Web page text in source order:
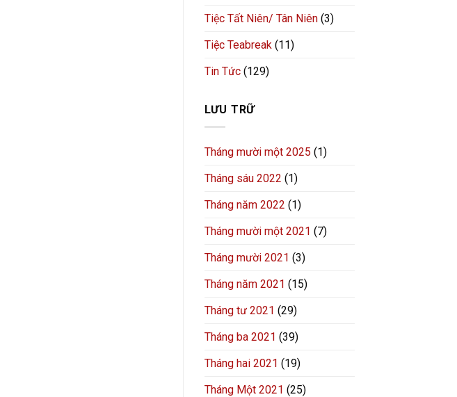
Tiệc Tất Niên/ Tân Niên(3)
Tiệc Teabreak(11)
Tin Tức(129)
LƯU TRỮ
Tháng mười một 2025 (1)
Tháng sáu 2022 (1)
Tháng năm 2022 (1)
Tháng mười một 2021 (7)
Tháng mười 2021 (3)
Tháng năm 2021 (15)
Tháng tư 2021 (29)
Tháng ba 2021 (39)
Tháng hai 2021 (19)
Tháng Một 2021 (25)